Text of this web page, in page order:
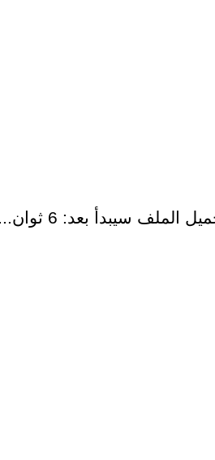
الملف سيبدأ بعد: 6 ثوان...